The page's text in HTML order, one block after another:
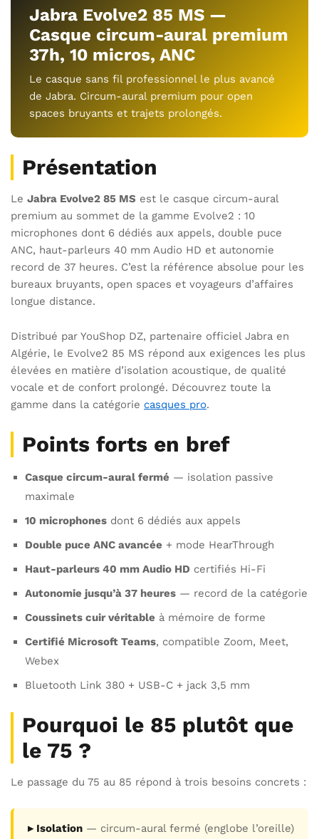
Jabra Evolve2 85 MS —
Casque circum-aural premium
37h, 10 micros, ANC
Le casque sans fil professionnel le plus avancé
de Jabra. Circum-aural premium pour open
spaces bruyants et trajets prolongés.
Présentation
Le Jabra Evolve2 85 MS est le casque circum-aural
premium au sommet de la gamme Evolve2 : 10
microphones dont 6 dédiés aux appels, double puce
ANC, haut-parleurs 40 mm Audio HD et autonomie
record de 37 heures. C’est la référence absolue pour les
bureaux bruyants, open spaces et voyageurs d’affaires
longue distance.
Distribué par YouShop DZ, partenaire officiel Jabra en
Algérie, le Evolve2 85 MS répond aux exigences les plus
élevées en matière d’isolation acoustique, de qualité
vocale et de confort prolongé. Découvrez toute la
gamme dans la catégorie casques pro.
Points forts en bref
Casque circum-aural fermé — isolation passive
maximale
10 microphones dont 6 dédiés aux appels
Double puce ANC avancée + mode HearThrough
Haut-parleurs 40 mm Audio HD certifiés Hi-Fi
Autonomie jusqu’à 37 heures — record de la catégorie
Coussinets cuir véritable à mémoire de forme
Certifié Microsoft Teams, compatible Zoom, Meet,
Webex
Bluetooth Link 380 + USB-C + jack 3,5 mm
Pourquoi le 85 plutôt que
le 75 ?
Le passage du 75 au 85 répond à trois besoins concrets :
▸ Isolation — circum-aural fermé (englobe l’oreille)